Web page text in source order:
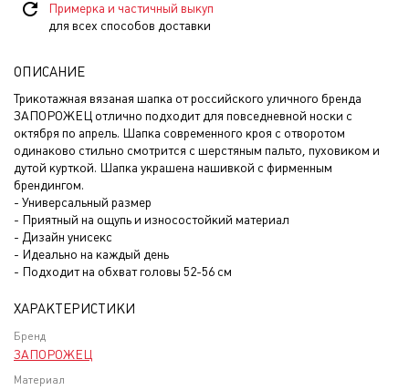
Примерка и частичный выкуп
для всех способов доставки
ОПИСАНИЕ
Трикотажная вязаная шапка от российского уличного бренда
ЗАПОРОЖЕЦ отлично подходит для повседневной носки с
октября по апрель. Шапка современного кроя с отворотом
одинаково стильно смотрится с шерстяным пальто, пуховиком и
дутой курткой. Шапка украшена нашивкой с фирменным
брендингом.
- Универсальный размер
- Приятный на ощупь и износостойкий материал
- Дизайн унисекс
- Идеально на каждый день
- Подходит на обхват головы 52-56 см
ХАРАКТЕРИСТИКИ
Бренд
ЗАПОРОЖЕЦ
Материал